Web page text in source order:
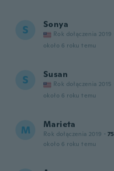
S Sonya
Rok dołączenia 2019
około 6 roku temu
S Susan
Rok dołączenia 2015
około 6 roku temu
M Marieta
Rok dołączenia 2019 · 75
około 6 roku temu